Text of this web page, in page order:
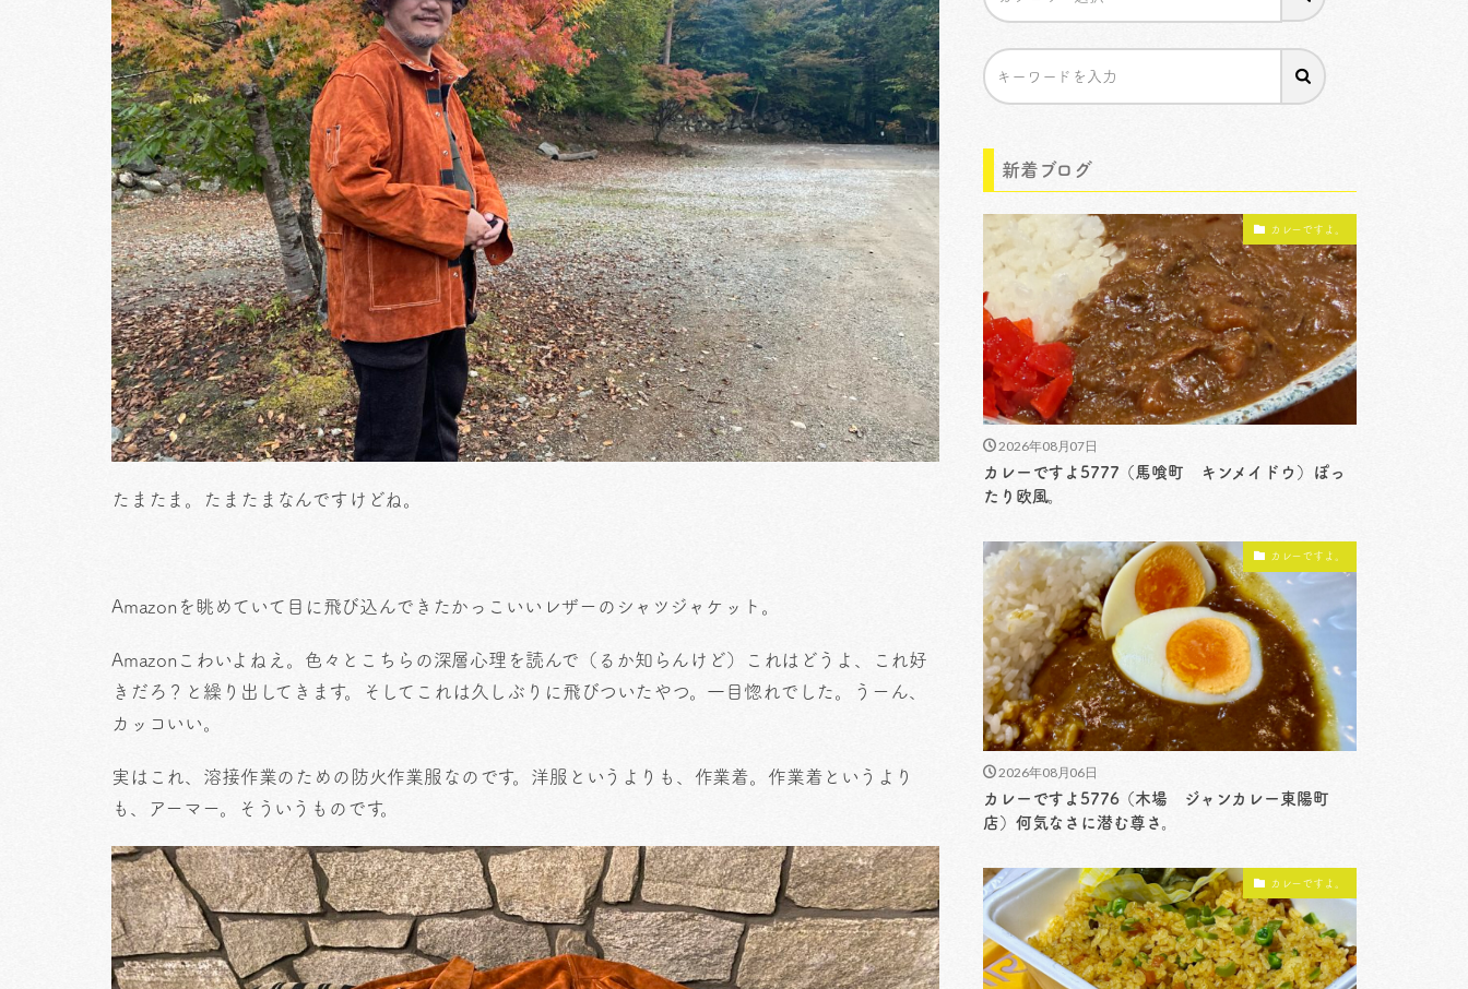
たまたま。たまたまなんですけどね。
Amazonを眺めていて目に飛び込んできたかっこいいレザーのシャツジャケット。
Amazonこわいよねえ。色々とこちらの深層心理を読んで（るか知らんけど）これはどうよ、これ好
きだろ？と繰り出してきます。そしてこれは久しぶりに飛びついたやつ。一目惚れでした。うーん、
カッコいい。
実はこれ、溶接作業のための防火作業服なのです。洋服というよりも、作業着。作業着というより
も、アーマー。そういうものです。
新着ブログ
カレーですよ。
2026年08月07日
カレーですよ5777（馬喰町 キンメイドウ）ぽっ
たり欧風。
カレーですよ。
2026年08月06日
カレーですよ5776（木場 ジャンカレー東陽町
店）何気なさに潜む尊さ。
カレーですよ。